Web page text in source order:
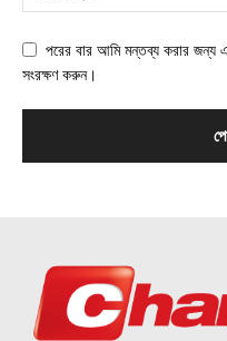
পরের বার আমি মন্তব্য করার জন্য
সংরক্ষণ করুন।